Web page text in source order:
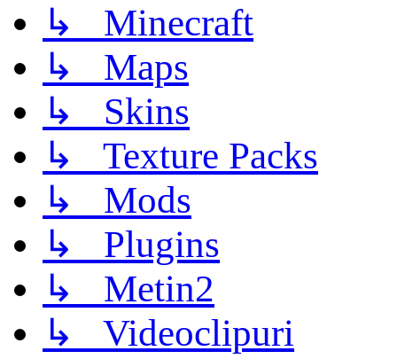
↳ Minecraft
↳ Maps
↳ Skins
↳ Texture Packs
↳ Mods
↳ Plugins
↳ Metin2
↳ Videoclipuri